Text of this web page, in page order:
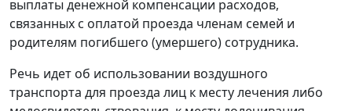
выплаты денежной компенсации расходов,
связанных с оплатой проезда членам семей и
родителям погибшего (умершего) сотрудника.
Речь идет об использовании воздушного
транспорта для проезда лиц к месту лечения либо